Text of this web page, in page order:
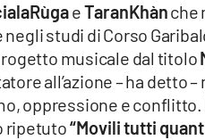
eTaranKhànche
studi di Corso
musicale dal titolo
all’azione – ha detto
oppressione e conflitto.
ripetuto“Movili tutti